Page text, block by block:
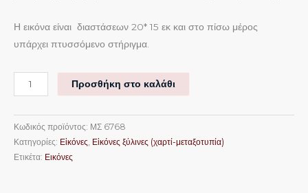
Η εικόνα είναι διαστάσεων 20* 15 εκ και στο πίσω μέρος
υπάρχει πτυσσόμενο στήριγμα.
Προσθήκη στο καλάθι
Κωδικός προϊόντος: ΜΣ 6768
Κατηγορίες: Εἰκόνες, Εἰκόνες ξύλινες (χαρτί-μεταξοτυπία)
Ετικέτα: Εικόνες